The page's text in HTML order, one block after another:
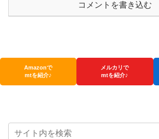
コメントを書き込む
Amazonで
mtを紹介♪
メルカリで
mtを紹介♪